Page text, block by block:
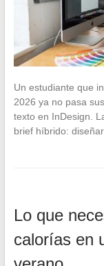
Un estudiante que
2026 ya no pasa
texto en InDesign.
brief híbrido:
Lo que
calorías en